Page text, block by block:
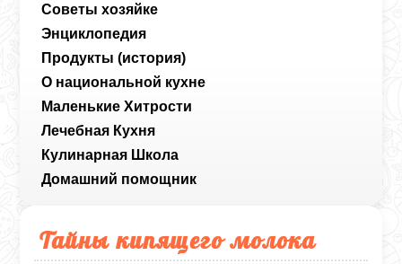
Советы хозяйке
Энциклопедия
Продукты (история)
О национальной кухне
Маленькие Хитрости
Лечебная Кухня
Кулинарная Школа
Домашний помощник
Тайны кипящего молока